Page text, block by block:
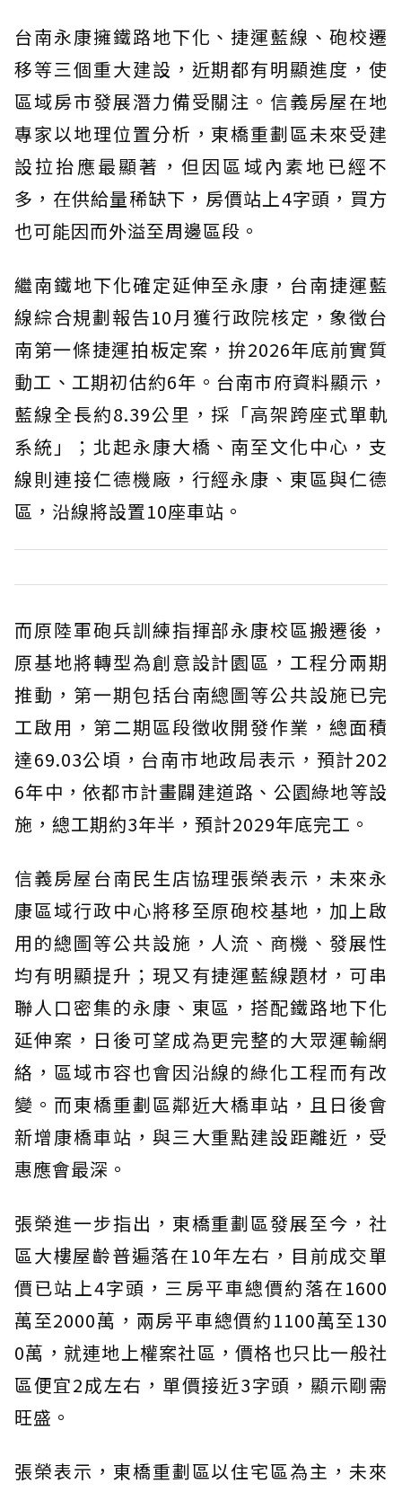
台南永康擁鐵路地下化、捷運藍線、砲校遷
移等三個重大建設，近期都有明顯進度，使
區域房市發展潛力備受關注。信義房屋在地
專家以地理位置分析，東橋重劃區未來受建
設拉抬應最顯著，但因區域內素地已經不
多，在供給量稀缺下，房價站上4字頭，買方
也可能因而外溢至周邊區段。
繼南鐵地下化確定延伸至永康，台南捷運藍
線綜合規劃報告10月獲行政院核定，象徵台
南第一條捷運拍板定案，拚2026年底前實質
動工、工期初估約6年。台南市府資料顯示，
藍線全長約8.39公里，採「高架跨座式單軌
系統」；北起永康大橋、南至文化中心，支
線則連接仁德機廠，行經永康、東區與仁德
區，沿線將設置10座車站。
而原陸軍砲兵訓練指揮部永康校區搬遷後，
原基地將轉型為創意設計園區，工程分兩期
推動，第一期包括台南總圖等公共設施已完
工啟用，第二期區段徵收開發作業，總面積
達69.03公頃，台南市地政局表示，預計202
6年中，依都市計畫闢建道路、公園綠地等設
施，總工期約3年半，預計2029年底完工。
信義房屋台南民生店協理張榮表示，未來永
康區域行政中心將移至原砲校基地，加上啟
用的總圖等公共設施，人流、商機、發展性
均有明顯提升；現又有捷運藍線題材，可串
聯人口密集的永康、東區，搭配鐵路地下化
延伸案，日後可望成為更完整的大眾運輸網
絡，區域市容也會因沿線的綠化工程而有改
變。而東橋重劃區鄰近大橋車站，且日後會
新增康橋車站，與三大重點建設距離近，受
惠應會最深。
張榮進一步指出，東橋重劃區發展至今，社
區大樓屋齡普遍落在10年左右，目前成交單
價已站上4字頭，三房平車總價約落在1600
萬至2000萬，兩房平車總價約1100萬至130
0萬，就連地上權案社區，價格也只比一般社
區便宜2成左右，單價接近3字頭，顯示剛需
旺盛。
張榮表示，東橋重劃區以住宅區為主，未來